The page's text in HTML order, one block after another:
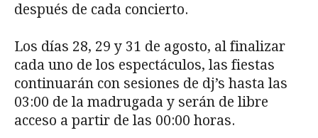
después de cada concierto.
Los días 28, 29 y 31 de agosto, al finalizar
cada uno de los espectáculos, las fiestas
continuarán con sesiones de dj’s hasta las
03:00 de la madrugada y serán de libre
acceso a partir de las 00:00 horas.